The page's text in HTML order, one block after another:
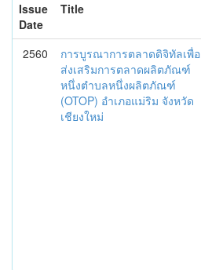
Issue
Date
Title
2560
การบูรณาการตลาดดิจิทัลเพื่อ
ส่งเสริมการตลาดผลิตภัณฑ์
หนึ่งตำบลหนึ่งผลิตภัณฑ์
(OTOP) อำเภอแม่ริม จังหวัด
เชียงใหม่